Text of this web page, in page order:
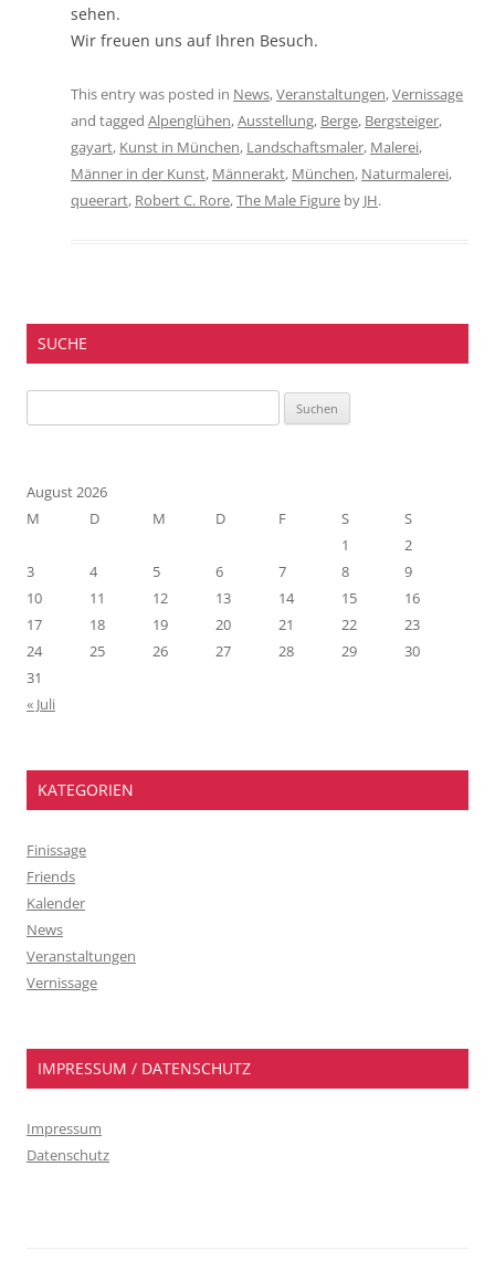
sehen.
Wir freuen uns auf Ihren Besuch.
This entry was posted in News,Veranstaltungen,Vernissage
and tagged Alpenglühen,Ausstellung, Berge, Bergsteiger,
gayart, Kunst in München, Landschaftsmaler, Malerei,
Männer in der Kunst, Männerakt, München, Naturmalerei,
queerart, Robert C. Rore,The Male Figure by JH.
SUCHE
nach:
August 2026
M
D M D F S
S
1
2
3
4 5 6 7 8
9
10
11 12 13 14 15
16
17
18 19 20 21 22
23
24
25 26 27 28 29
30
31
« Juli
KATEGORIEN
Finissage
Friends
Kalender
News
Veranstaltungen
Vernissage
IMPRESSUM / DATENSCHUTZ
Impressum
Datenschutz